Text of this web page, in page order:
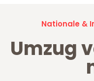
Nationale &
Umzug